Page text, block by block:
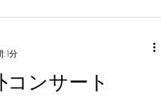
ンサート
1分